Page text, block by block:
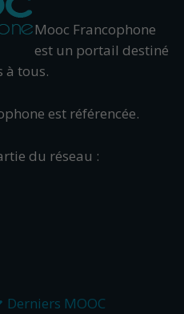
Mooc Francophone
est un portail destiné
à tous.
est référencée.
du réseau :
Derniers MOOC